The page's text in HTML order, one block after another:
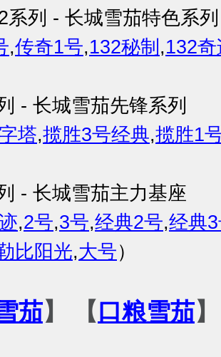
系列 - 长城雪茄特色系列
,传奇1号,132秘制 ,132
- 长城雪茄先锋系列
塔,揽胜3号经典,揽胜1
- 长城雪茄主力基座
,2号,3号,经典2号,经典
比阳光,大号）
茄】 【口粮雪茄